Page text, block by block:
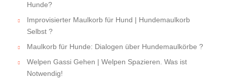
Hunde?
Improvisierter Maulkorb für Hund | Hundemaulkorb
Selbst ?
Maulkorb für Hunde: Dialogen über Hundemaulkörbe ?
Welpen Gassi Gehen | Welpen Spazieren. Was ist
Notwendig!